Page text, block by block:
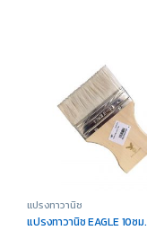
แปรงทาวานิช
แปรงทาวานิช EAGLE 10ซม.